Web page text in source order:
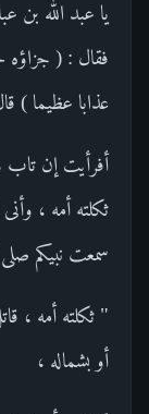
يا عبد الله
فقال : ( جزاؤه
عذابا عظيما )
أفرأيت إن تاب
ثكلته أمه ،
سمعت نبيكم صلى
" ثكلته أمه ،
أو بشماله ،